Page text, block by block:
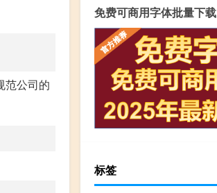
范公司的
免费可商用字体批量下载
标签